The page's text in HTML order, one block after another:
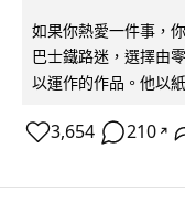
如果你熱愛一件事，
巴士鐵路迷，選擇由
以運作的作品。他以
3,654 210 ↗